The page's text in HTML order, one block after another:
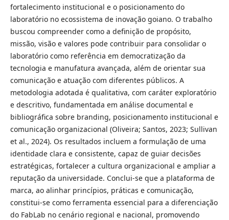
fortalecimento institucional e o posicionamento do
laboratório no ecossistema de inovação goiano. O trabalho
buscou compreender como a definição de propósito,
missão, visão e valores pode contribuir para consolidar o
laboratório como referência em democratização da
tecnologia e manufatura avançada, além de orientar sua
comunicação e atuação com diferentes públicos. A
metodologia adotada é qualitativa, com caráter exploratório
e descritivo, fundamentada em análise documental e
bibliográfica sobre branding, posicionamento institucional e
comunicação organizacional (Oliveira; Santos, 2023; Sullivan
et al., 2024). Os resultados incluem a formulação de uma
identidade clara e consistente, capaz de guiar decisões
estratégicas, fortalecer a cultura organizacional e ampliar a
reputação da universidade. Conclui-se que a plataforma de
marca, ao alinhar princípios, práticas e comunicação,
constitui-se como ferramenta essencial para a diferenciação
do FabLab no cenário regional e nacional, promovendo